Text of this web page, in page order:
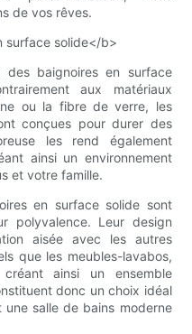
de vos rêves.
surface solide</b>
des baignoires en surface
aux matériaux
ou la fibre de verre, les
conçues pour durer des
les rend également
ainsi un environnement
et votre famille.
en surface solide sont
polyvalence. Leur design
aisée avec les autres
que les meubles-lavabos,
ainsi un ensemble
donc un choix idéal
salle de bains moderne